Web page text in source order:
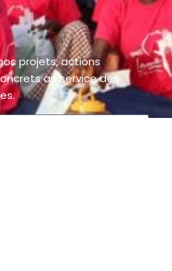
projets, actions
au service des